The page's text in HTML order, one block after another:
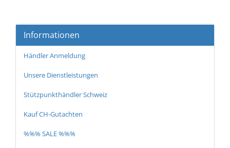
Informationen
Händler Anmeldung
Unsere Dienstleistungen
Stützpunkthändler Schweiz
Kauf CH-Gutachten
%%% SALE %%%